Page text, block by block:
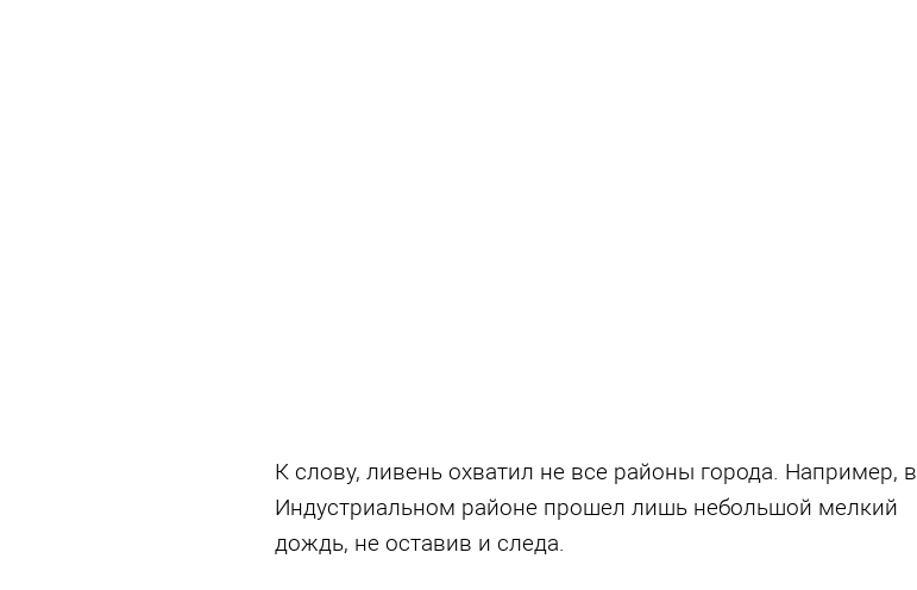
К слову, ливень охватил не все районы города. Например, в
Индустриальном районе прошел лишь небольшой мелкий
дождь, не оставив и следа.